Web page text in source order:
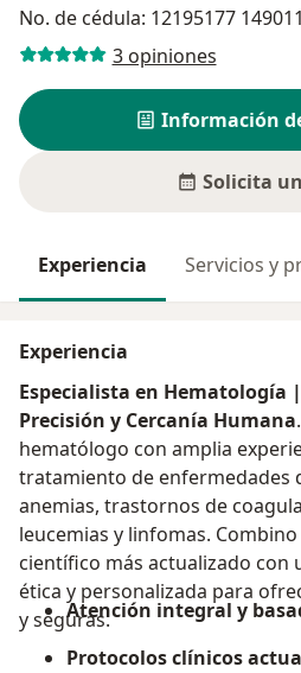
No. de cédula: 12195177
3 opiniones
Información
Solicita
Experiencia Servicios y
Experiencia
Especialista en Hematología
Precisión y Cercanía Humana
hematólogo con amplia
tratamiento de enfermedades
anemias, trastornos de
leucemias y linfomas.
científico más actualizado con
ética y personalizada para
y seguras.Atención integral y
Protocolos clínicos